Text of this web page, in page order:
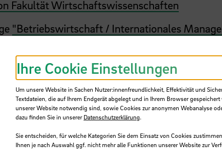
Fakultät Wirtschaftswissenschaften
"Betriebswirtschaft / Internationales
B. A."
Studierender bei der Planung und
sowie Betreuung von
Studierender bei der Planung und
Praktika im In- und Ausland
Studiengangsleitung
Ihre Cookie Einstellungen
Um unsere Website in Sachen Nutzer:innenfreundlichkeit, Effektivität und
Textdateien, die auf Ihrem Endgerät abgelegt und in Ihrem Browser
unserer Website notwendig sind, sowie Cookies zur anonymen Webanalyse
dazu finden Sie in unsererDatenschutzerklärung.
Sie entscheiden, für welche Kategorien Sie dem Einsatz von Cookies
Ihnen je nach Auswahl ggf. nicht mehr alle Funktionen unserer Website zur